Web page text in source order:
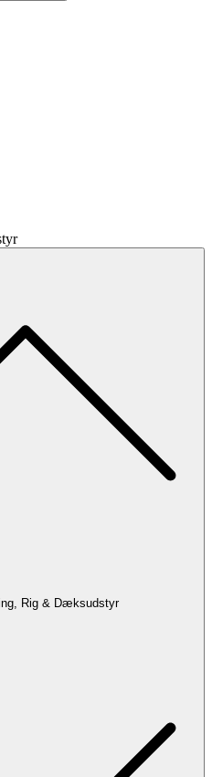
Rig & Dæksudstyr